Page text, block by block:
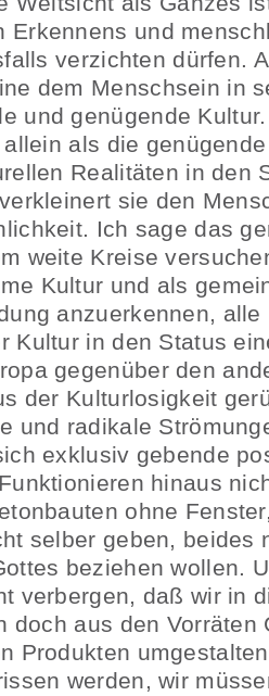
Erkennens und
verzichten dürfen.
dem Menschsein in
und genügende
als die
Realitäten in den
sie den
Ich sage das
weite Kreise
Kultur und als
anzuerkennen,
Kultur in den Status
gegenüber den
der Kulturlosigkeit
und radikale
exklusiv gebende
hinaus
ohne
selber geben, beides
beziehen wollen.
verbergen, daß wir in
doch aus den Vorräten
Produkten
werden, wir